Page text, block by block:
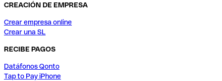
CREACIÓN DE EMPRESA
Crear empresa online
Crear una SL
RECIBE PAGOS
Datáfonos Qonto
Tap to Pay iPhone